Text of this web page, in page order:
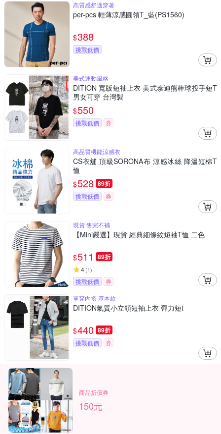
高質感舒適穿著
per-pcs 輕薄涼感圓領T_藍(PS1560)
$388
挑戰低價
美式運動風格
DITION 寬版短袖上衣 美式泰迪熊棒球投手短T
男女可穿 台灣製
$550
挑戰低價 券
高品質機能涼感衣
CS衣舖 頂級SORONA布 涼感冰絲 降溫短棉T
恤
$528 89折
挑戰低價 券
現貨 售完不補
【Mini嚴選】現貨 經典細條紋短袖T恤 二色
$511 89折
4(1)
挑戰低價
券
單穿內搭 基本款
DITION氣質小立領短袖上衣 彈力短t
$440 89折
挑戰低價 券
商品折價券
150元